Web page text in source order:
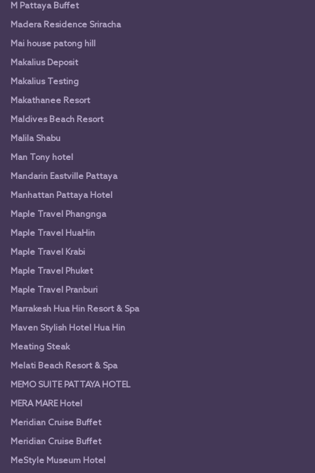
M Pattaya Buffet
Madera Residence Sriracha
Mai house patong hill
Makalius Deposit
Makalius Testing
Makathanee Resort
Maldives Beach Resort
Malila Shabu
Man Tony hotel
Mandarin Eastville Pattaya
Manhattan Pattaya Hotel
Maple Travel Phangnga
Maple Travel HuaHin
Maple Travel Krabi
Maple Travel Phuket
Maple Travel Pranburi
Marrakesh Hua Hin Resort & Spa
Maven Stylish Hotel Hua Hin
Meating Steak
Melati Beach Resort & Spa
MEMO SUITE PATTAYA HOTEL
MERA MARE Hotel
Meridian Cruise Buffet
Meridian Cruise Buffet
MeStyle Museum Hotel